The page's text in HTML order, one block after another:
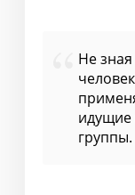
Не
идущие
группы.